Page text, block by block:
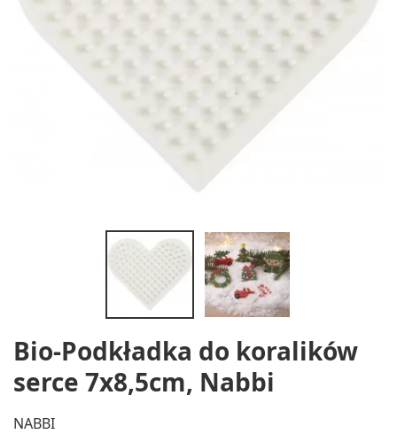
Bio-Podkładka do koralików
serce 7x8,5cm, Nabbi
NABBI